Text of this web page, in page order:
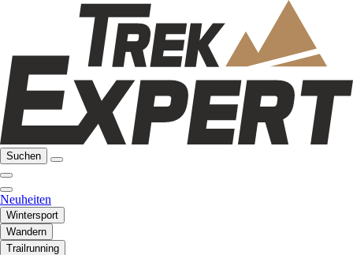
Suchen
Neuheiten
Wintersport
Wandern
Trailrunning